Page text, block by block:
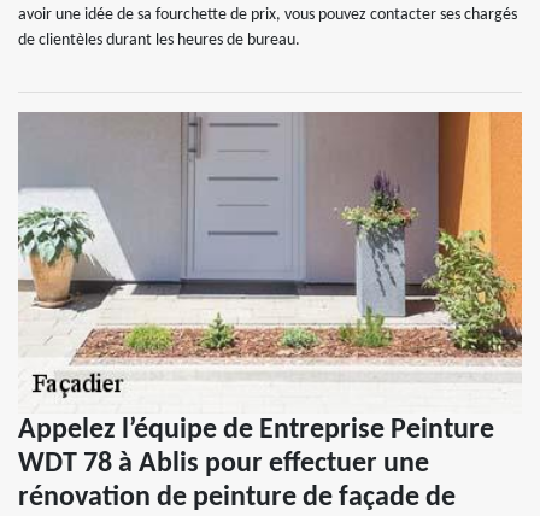
avoir une idée de sa fourchette de prix, vous pouvez contacter ses chargés
de clientèles durant les heures de bureau.
Appelez l’équipe de Entreprise Peinture
WDT 78 à Ablis pour effectuer une
rénovation de peinture de façade de